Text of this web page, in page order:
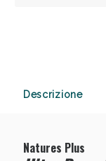
Descrizione
Natures Plus
Anticellulite